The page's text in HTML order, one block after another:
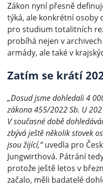
Zákon nyní přesně
týká, ale konkrétní osoby
pro studium totalitních
probíhá nejen v
armády, ale také v
Zatím se krátí
„Dosud jsme dohledali 4
zákona 455/2022 Sb. U
V současné době
zbývá ještě několik stovek
jsou žijící,“uvedla pro
Jungwirthová. Pátrání
protože ještě letos v
začalo, měli badatelé